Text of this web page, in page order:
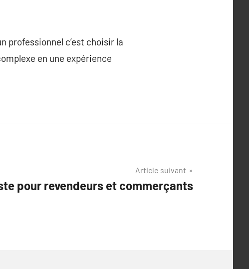
professionnel c’est choisir la
en une expérience
Article suivant
pour revendeurs et commerçants